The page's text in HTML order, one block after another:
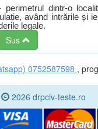
perimetrul dintr-o
având intrările și
legale.
Sus
0752587598 ,
2026 drpciv-teste.ro